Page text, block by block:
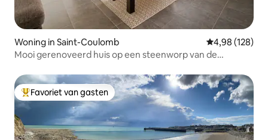
Woning in Saint-Coulomb Gemiddelde
4,98 (128)
Mooi gerenoveerd huis op een steenworp van de
Topfavoriet van gasten
Favoriet van gasten